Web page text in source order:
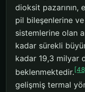
dioksit
pil bileşenlerine
sistemlerine olan
kadar sürekli
kadar 19,3 milyar
beklenmektedir.
gelişmiş termal